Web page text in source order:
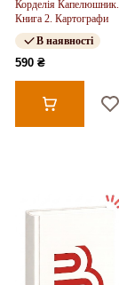
Корделія Капелюшник.
Книга 2. Картографи
В наявності
590 ₴